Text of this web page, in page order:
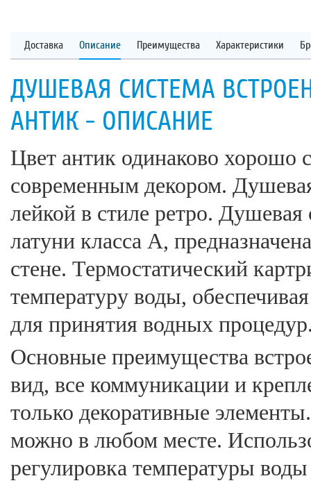
Доставка Описание Преимущества Характеристики
ДУШЕВАЯ СИСТЕМА
АНТИК - ОПИСАНИЕ
Цвет антик одинаково хорошо
современным декором.
лейкой в стиле ретро. Душевая
латуни класса А,
стене. Термостатический
температуру воды,
для принятия водных
Основные преимущества
вид, все коммуникации и
только декоративные
можно в любом месте.
регулировка температуры